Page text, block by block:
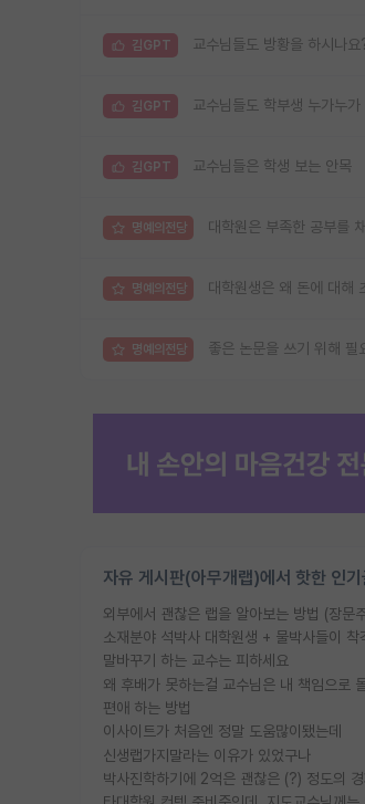
김GPT 교수님들도 방황을 하시나요
김GPT 교수님들도 학부생 누가누
김GPT 교수님들은 학생 보는 안목
명예의전당 대학원은 부족한 공부를
명예의전당 대학원생은 왜 돈에 대해
명예의전당 좋은 논문을 쓰기 위해 필
자유 게시판(아무개랩)에서 핫한 인
외부에서 괜찮은 랩을 알아보는 방법 (장문
소재분야 석박사 대학원생 + 물박사들이 착
말바꾸기 하는 교수는 피하세요
편애 하는 방법
이사이트가 처음엔 정말 도움많이됐는데
신생랩가지말라는 이유가 있었구나